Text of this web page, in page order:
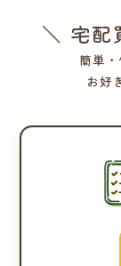
＼ 宅配
簡単
お好